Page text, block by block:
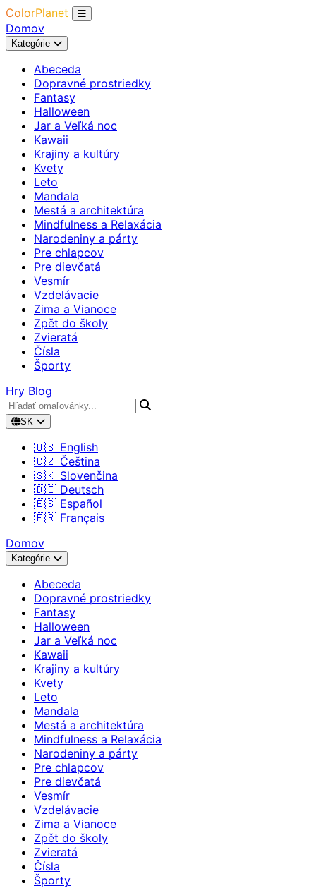
ColorPlanet
Domov
Kategórie
Abeceda
Dopravné prostriedky
Fantasy
Halloween
Jar a Veľká noc
Kawaii
Krajiny a kultúry
Kvety
Leto
Mandala
Mestá a architektúra
Mindfulness a Relaxácia
Narodeniny a párty
Pre chlapcov
Pre dievčatá
Vesmír
Vzdelávacie
Zima a Vianoce
Zpět do školy
Zvieratá
Čísla
Športy
Hry Blog
SK
🇺🇸 English
🇨🇿 Čeština
🇸🇰 Slovenčina
🇩🇪 Deutsch
🇪🇸 Español
🇫🇷 Français
Domov
Kategórie
Abeceda
Dopravné prostriedky
Fantasy
Halloween
Jar a Veľká noc
Kawaii
Krajiny a kultúry
Kvety
Leto
Mandala
Mestá a architektúra
Mindfulness a Relaxácia
Narodeniny a párty
Pre chlapcov
Pre dievčatá
Vesmír
Vzdelávacie
Zima a Vianoce
Zpět do školy
Zvieratá
Čísla
Športy